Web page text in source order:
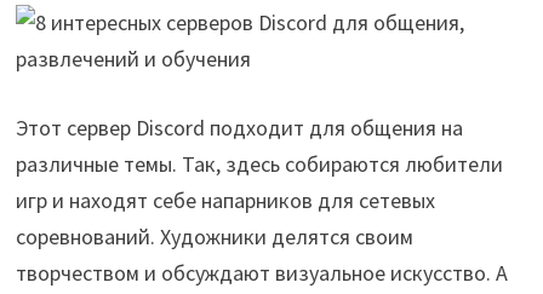
Этот сервер Discord подходит для общения на
различные темы. Так, здесь собираются любители
игр и находят себе напарников для сетевых
соревнований. Художники делятся своим
творчеством и обсуждают визуальное искусство. А